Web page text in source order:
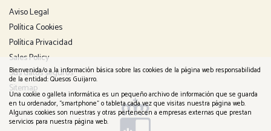
Aviso Legal
Política Cookies
Política Privacidad
Sales Policy
Sus datos seguros
Sitemap
Bienvenida/o a la información básica sobre las cookies de la página web responsabilidad
de la entidad: Quesos Guijarro.
Una cookie o galleta informática es un pequeño archivo de información que se guarda
en tu ordenador, “smartphone” o tableta cada vez que visitas nuestra página web.
Algunas cookies son nuestras y otras pertenecen a empresas externas que prestan
servicios para nuestra página web.